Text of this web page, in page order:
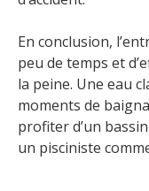
En conclusion,
peu de temps et
la peine. Une eau
moments de
profiter d’un
un pisciniste